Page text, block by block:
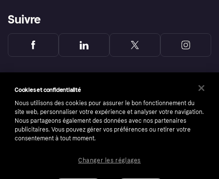
Suivre
Cookies et confidentialité
Nous utilisons des cookies pour assurer le bon fonctionnement du
site web, personnaliser votre expérience et analyser votre navigation.
Nous partageons également des données avec nos partenaires
publicitaires. Vous pouvez gérer vos préférences ou retirer votre
consentement à tout moment.
Changer les réglages